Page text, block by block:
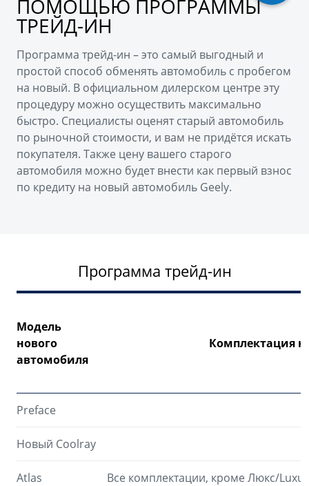
ПОМОЩЬЮ ПРОГРАММЫ
ТРЕЙД-ИН
Программа трейд-ин – это самый выгодный и
простой способ обменять автомобиль с пробегом
на новый. В официальном дилерском центре эту
процедуру можно осуществить максимально
быстро. Специалисты оценят старый автомобиль
по рыночной стоимости, и вам не придётся искать
покупателя. Также цену вашего старого
автомобиля можно будет внести как первый взнос
по кредиту на новый автомобиль Geely.
Программа трейд-ин
Модель
нового
автомобиля
Комплектация
Preface
Новый Coolray
Atlas Все комплектации, кроме Люкс/